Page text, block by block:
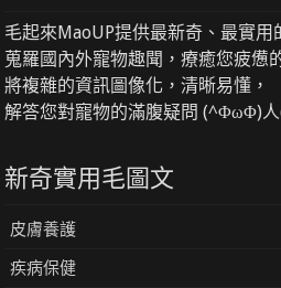
毛起來MaoUP提供最新奇、最實用
蒐羅國內外寵物趣聞，療癒您疲憊
將複雜的資訊圖像化，清晰易懂，
解答您對寵物的滿腹疑問 (^ΦωΦ)
新奇實用毛圖文
皮膚養護
疾病保健